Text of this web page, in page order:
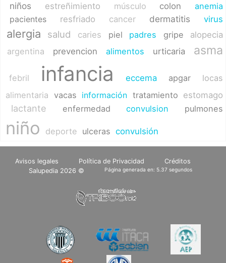
niños
estreñimiento músculo colon
anemia
pacientes
resfriado cancer dermatitis virus
alergia salud caries piel padres gripe
alopecia
argentina
prevencion alimentos urticaria asma
febril infancia eccema apgar
locas
alimentaria vacas información tratamiento estomago
lactante enfermedad convulsion pulmones
niño deporte ulceras convulsión
Avisos legales Política de Privacidad
Créditos
Salupedia 2026 ©
Página generada en: 5.37 segundos